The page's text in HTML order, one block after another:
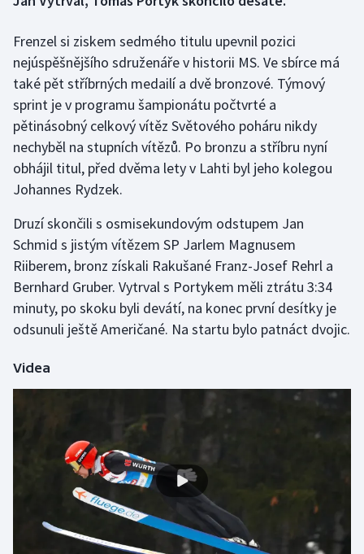
Florbal
Futsal
Golf
Gymnastika
Jezdectví
Judo
Krasobruslení
Lezení
Moderní pětiboj
Motorsport
Olympijské hry
Frenzel si ziskem sedmého titulu upevnil pozici
nejúspěšnějšího sdruženáře v historii MS. Ve sbírce má
také pět stříbrných medailí a dvě bronzové. Týmový
sprint je v programu šampionátu počtvrté a
pětinásobný celkový vítěz Světového poháru nikdy
nechyběl na stupních vítězů. Po bronzu a stříbru nyní
obhájil titul, před dvěma lety v Lahti byl jeho kolegou
Johannes Rydzek.
Druzí skončili s osmisekundovým odstupem Jan
Schmid s jistým vítězem SP Jarlem Magnusem
Riiberem, bronz získali Rakušané Franz-Josef Rehrl a
Bernhard Gruber. Vytrval s Portykem měli ztrátu 3:34
minuty, po skoku byli devátí, na konec první desítky je
odsunuli ještě Američané. Na startu bylo patnáct dvojic.
Videa